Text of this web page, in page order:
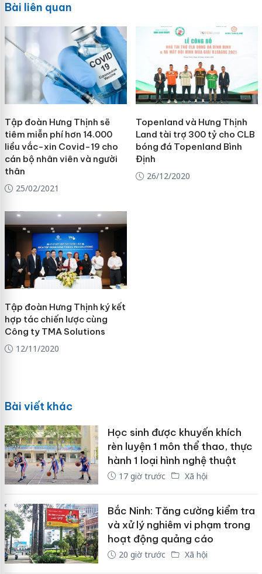
Bài liên quan
Tập đoàn Hưng Thịnh sẽ
tiêm miễn phí hơn 14.000
liều vắc-xin Covid-19 cho
cán bộ nhân viên và người
thân
25/02/2021
Topenland và Hưng Thịnh
Land tài trợ 300 tỷ cho CLB
bóng đá Topenland Bình
Định
26/12/2020
Tập đoàn Hưng Thịnh ký kết
hợp tác chiến lược cùng
Công ty TMA Solutions
12/11/2020
Bài viết khác
Học sinh được khuyến khích
rèn luyện 1 môn thể thao, thực
hành 1 loại hình nghệ thuật
17 giờ trước Xã hội
Bắc Ninh: Tăng cường kiểm tra
và xử lý nghiêm vi phạm trong
hoạt động quảng cáo
20 giờ trước Xã hội